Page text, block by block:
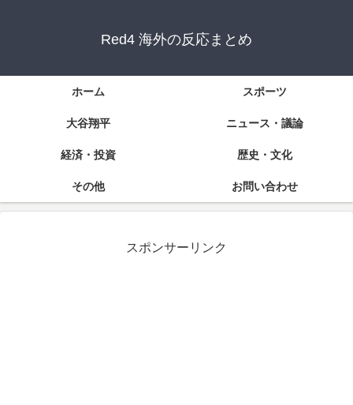
Red4 海外の反応まとめ
ホーム スポーツ
大谷翔平 ニュース・議論
経済・投資 歴史・文化
その他 お問い合わせ
スポンサーリンク